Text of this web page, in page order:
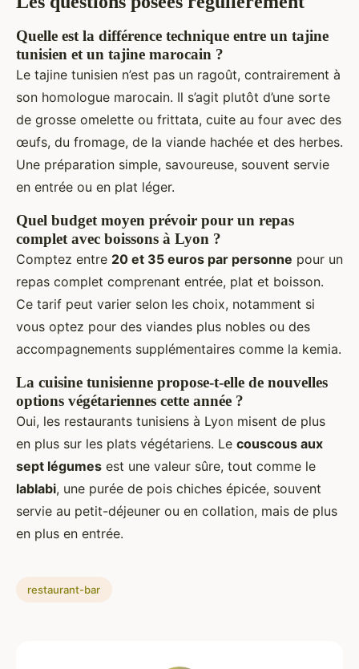
Quelle est la différence technique entre un tajine
tunisien et un tajine marocain ?
Le tajine tunisien n’est pas un ragoût, contrairement à
son homologue marocain. Il s’agit plutôt d’une sorte
de grosse omelette ou frittata, cuite au four avec des
œufs, du fromage, de la viande hachée et des herbes.
Une préparation simple, savoureuse, souvent servie
en entrée ou en plat léger.
Quel budget moyen prévoir pour un repas
complet avec boissons à Lyon ?
Comptez entre 20 et 35 euros par personne pour un
repas complet comprenant entrée, plat et boisson.
Ce tarif peut varier selon les choix, notamment si
vous optez pour des viandes plus nobles ou des
accompagnements supplémentaires comme la kemia.
La cuisine tunisienne propose-t-elle de nouvelles
options végétariennes cette année ?
Oui, les restaurants tunisiens à Lyon misent de plus
en plus sur les plats végétariens. Le couscous aux
sept légumes est une valeur sûre, tout comme le
lablabi, une purée de pois chiches épicée, souvent
servie au petit-déjeuner ou en collation, mais de plus
en plus en entrée.
restaurant-bar